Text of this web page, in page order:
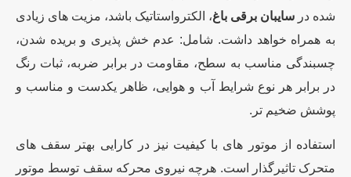
شده در سایبان برقی باغ، الکترواستاتیک باشد، مزیت های زیادی
به همراه خواهد داشت. شامل: عدم خش پذیری و بریده شدن،
چسبندگی مناسب به سطح، مقاومت در برابر ضربه، ثبات رنگ
در برابر هر نوع شرایط آب و هوایی، ظاهر یکدست و مناسب و
پوشش ضخیم تر.
استفاده از موتور های با کیفیت نیز در کارایی بهتر سقف های
متحرک تاثیرگذار است. هرچه نیروی محرکه سقف توسط موتور